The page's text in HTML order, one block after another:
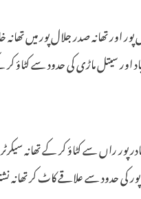
اور تھانہ صدر جلال پور میں تھانہ
اور سیتل ماڑی کی حدود سے کٹاؤ کر
پور راں سے کٹاؤ کر کے تھانہ
کی حدود سے علاقے کاٹ کر تھانہ